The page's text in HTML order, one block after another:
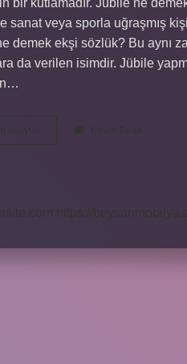
bir kutlamadır. Jübile ne
sanat veya sporla uğraşmış
demek ekşi sözlük? Bu aynı
da verilen isimdir. Jübile